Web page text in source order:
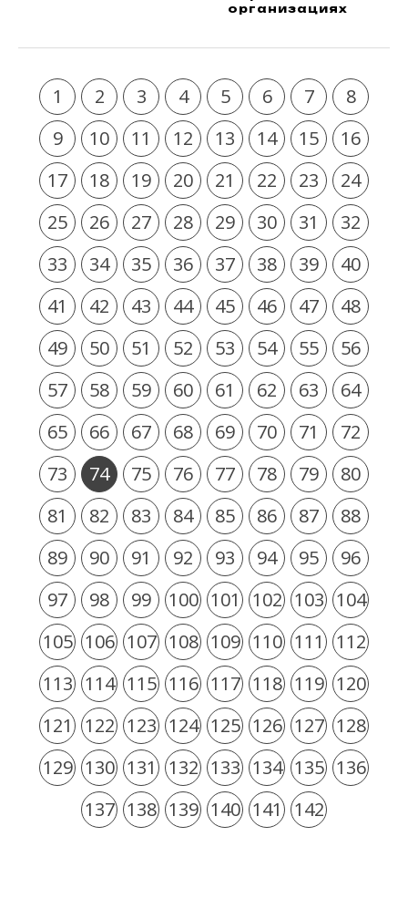
организациях
1 2 3 4 5 6 7
8
9
10 11 12 13 14 15
16
17
18 19 20 21 22 23
24
25
26 27 28 29 30 31
32
33
34 35 36 37 38 39
40
41
42 43 44 45 46 47
48
49
50 51 52 53 54 55
56
57
58 59 60 61 62 63
64
65
66 67 68 69 70 71
72
73
74 75 76 77 78 79
80
81
82 83 84 85 86 87
88
89
90 91 92 93 94 95
96
97
98 99 100 101 102 103 104
105 106 107 108 109 110 111 112
113 114 115 116 117 118 119 120
121 122 123 124 125 126 127 128
129 130 131 132 133 134 135 136
137 138 139 140 141 142